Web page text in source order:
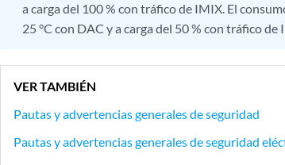
a carga del 100 % con tráfico de IMIX. El
25 °C con DAC y a carga del 50 % con tráfico
VER TAMBIÉN
Pautas y advertencias generales de seguridad
Pautas y advertencias generales de seguridad